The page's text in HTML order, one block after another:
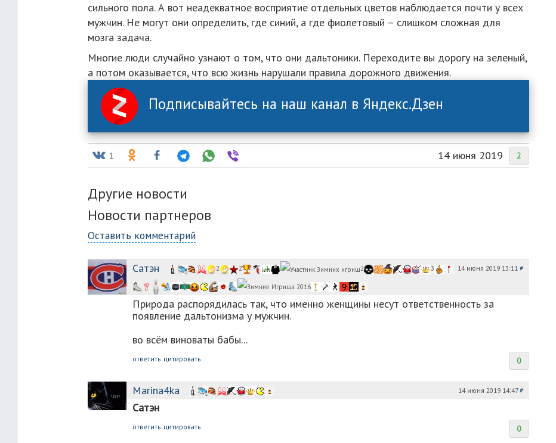
сильного пола. А вот неадекватное восприятие отдельных цветов наблюдается почти у всех
мужчин. Не могут они определить, где синий, а где фиолетовый – слишком сложная для
мозга задача.
Многие люди случайно узнают о том, что они дальтоники. Переходите вы дорогу на зеленый,
а потом оказывается, что всю жизнь нарушали правила дорожного движения.
Подписывайтесь на наш канал в Яндекс.Дзен
2
14 июня 2019
1
Другие новости
Новости партнеров
Оставить комментарий
Сатэн 14 июня 2019 13:11 #
2 2 2 3
Природа распорядилась так, что именно женщины несут ответственность за
появление дальтонизма у мужчин.
во всём виноваты бабы...
0
ответить цитировать
Marina4ka 14 июня 2019 14:47#
Сатэн
0
ответить цитировать